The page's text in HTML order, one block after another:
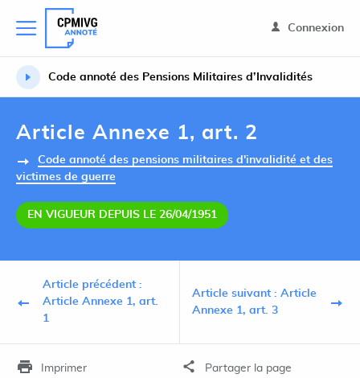
Connexion
Code annoté des Pensions Militaires d’Invalidités
Article Annexe 1, art. 2
Code annoté des pensions militaires d'invalidité et des
victimes de guerre
EN VIGUEUR DEPUIS LE 26/04/1951
Article précédent :
Article Annexe 1, art.
1
Article suivant : Article
Annexe 1, art. 3
Imprimer Partager la page